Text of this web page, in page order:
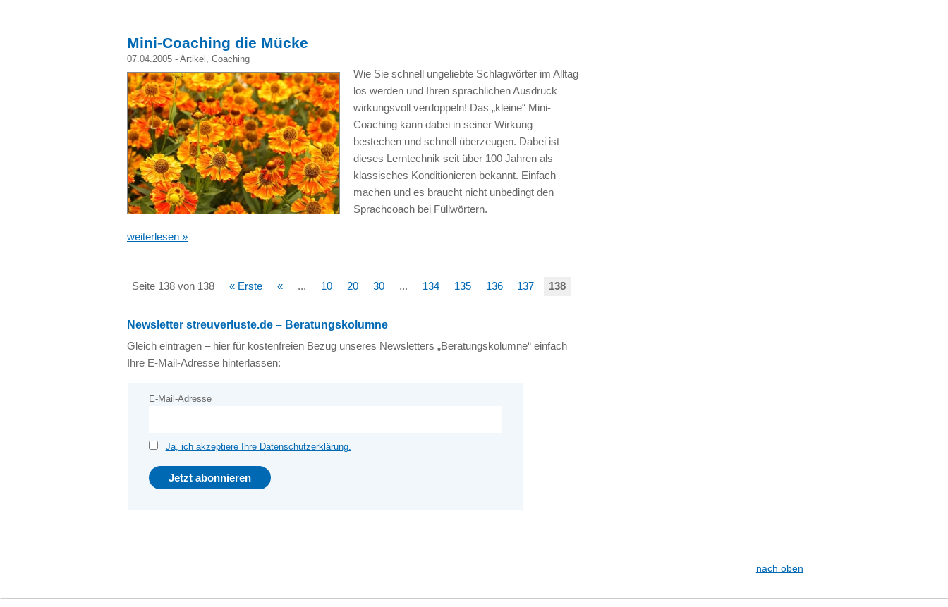
Mini-Coaching die Mücke
07.04.2005 - Artikel Coaching
Wie Sie schnell ungeliebte Schlagwörter im Alltag
los werden und Ihren sprachlichen Ausdruck
wirkungsvoll verdoppeln! Das „kleine“ Mini-
Coaching kann dabei in seiner Wirkung
bestechen und schnell überzeugen. Dabei ist
dieses Lerntechnik seit über 100 Jahren als
klassisches Konditionieren bekannt. Einfach
machen und es braucht nicht unbedingt den
Sprachcoach bei Füllwörtern.
weiterlesen »
Seite 138 von 138 « Erste « ... 10 20 30 ... 134 135 136 137 138
Newsletter streuverluste.de – Beratungskolumne
Gleich eintragen – hier für kostenfreien Bezug unseres Newsletters „Beratungskolumne“ einfach
Ihre E-Mail-Adresse hinterlassen:
E-Mail-Adresse
Ja, ich akzeptiere Ihre Datenschutzerklärung.
nach oben